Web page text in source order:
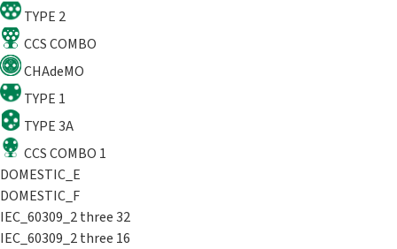
TYPE 2
CCS COMBO
CHAdeMO
TYPE 1
TYPE 3A
CCS COMBO 1
DOMESTIC_E
DOMESTIC_F
IEC_60309_2 three 32
IEC_60309_2 three 16